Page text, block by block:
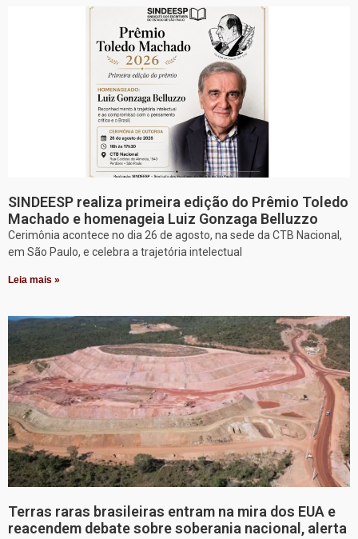
SINDEESP realiza primeira edição do Prêmio Toledo
Machado e homenageia Luiz Gonzaga Belluzzo
Cerimônia acontece no dia 26 de agosto, na sede da CTB Nacional,
em São Paulo, e celebra a trajetória intelectual
Leia mais »
Terras raras brasileiras entram na mira dos EUA e
reacendem debate sobre soberania nacional, alerta